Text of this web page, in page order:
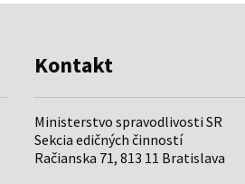
Kontakt
Ministerstvo spravodlivosti SR
Sekcia edičných činností
Račianska 71, 813 11 Bratislava